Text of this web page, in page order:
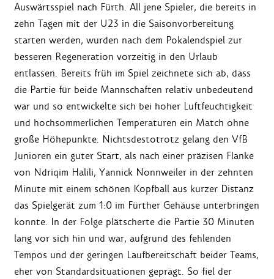
Auswärtsspiel nach Fürth. All jene Spieler, die bereits in
zehn Tagen mit der U23 in die Saisonvorbereitung
starten werden, wurden nach dem Pokalendspiel zur
besseren Regeneration vorzeitig in den Urlaub
entlassen. Bereits früh im Spiel zeichnete sich ab, dass
die Partie für beide Mannschaften relativ unbedeutend
war und so entwickelte sich bei hoher Luftfeuchtigkeit
und hochsommerlichen Temperaturen ein Match ohne
große Höhepunkte. Nichtsdestotrotz gelang den VfB
Junioren ein guter Start, als nach einer präzisen Flanke
von Ndriqim Halili, Yannick Nonnweiler in der zehnten
Minute mit einem schönen Kopfball aus kurzer Distanz
das Spielgerät zum 1:0 im Fürther Gehäuse unterbringen
konnte. In der Folge plätscherte die Partie 30 Minuten
lang vor sich hin und war, aufgrund des fehlenden
Tempos und der geringen Laufbereitschaft beider Teams,
eher von Standardsituationen geprägt. So fiel der